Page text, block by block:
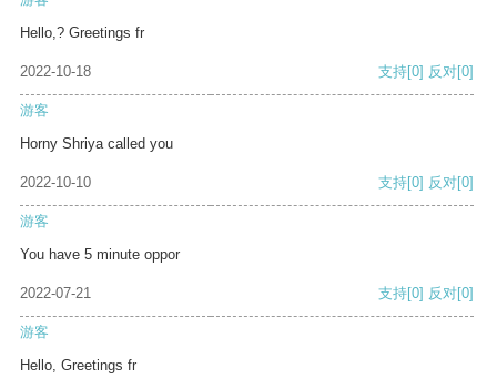
Hello,? Greetings fr
2022-10-18 支持[0] 反对[0]
游客
Horny Shriya called you
2022-10-10 支持[0] 反对[0]
游客
You have 5 minute oppor
2022-07-21 支持[0] 反对[0]
游客
Hello, Greetings fr